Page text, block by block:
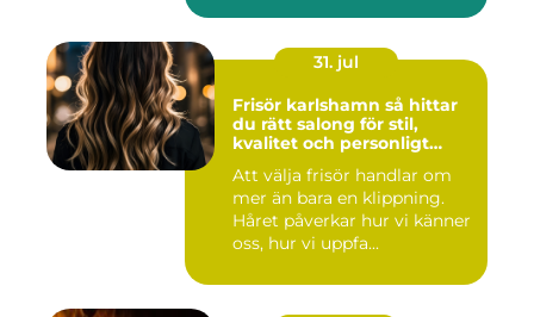
31. jul
Frisör karlshamn så hittar
du rätt salong för stil,
kvalitet och personligt
Att välja frisör handlar om
mer än bara en klippning.
Håret påverkar hur vi känner
oss, hur vi uppfa...